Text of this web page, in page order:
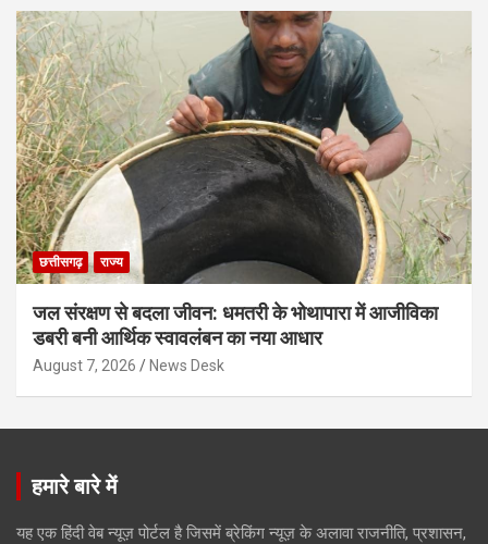
छत्तीसगढ़ राज्य
जल संरक्षण से बदला जीवन: धमतरी के भोथापारा में आजीविका
डबरी बनी आर्थिक स्वावलंबन का नया आधार
August 7, 2026 News Desk
हमारे बारे में
यह एक हिंदी वेब न्यूज़ पोर्टल है जिसमें ब्रेकिंग न्यूज़ के अलावा राजनीति, प्रशासन,